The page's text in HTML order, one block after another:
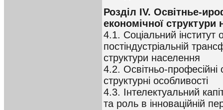
Розділ IV. Освітнье-
економічної структури
4.1. Соціальний інститут
постіндустріальній
структури населення
4.2. Освітньо-професійні
структурні особливості
4.3. Інтелектуальний
та роль в інноваційній